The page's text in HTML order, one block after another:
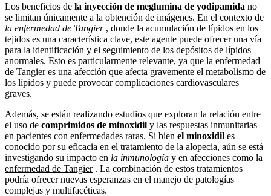
Los beneficios de la inyección de meglumina de yodipamida no
se limitan únicamente a la obtención de imágenes. En el contexto de
la enfermedad de Tangier, donde la acumulación de lípidos en los
tejidos es una característica clave, este agente puede ofrecer una vía
para la identificación y el seguimiento de los depósitos de lípidos
anormales. Esto es particularmente relevante, ya que la enfermedad
de Tangieres una afección que afecta gravemente el metabolismo de
los lípidos y puede provocar complicaciones cardiovasculares
graves.
Además, se están realizando estudios que exploran la relación entre
el uso de comprimidos de minoxidil y las respuestas inmunitarias
en pacientes con enfermedades raras. Si bien el minoxidil es
conocido por su eficacia en el tratamiento de la alopecia, aún se está
investigando su impacto en la inmunología y en afecciones como la
enfermedad de Tangier. La combinación de estos tratamientos
podría ofrecer nuevas esperanzas en el manejo de patologías
complejas y multifacéticas.